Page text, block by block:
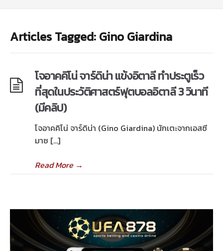
Articles Tagged: Gino Giardina
โจอาคคิโน่ จาร์ดิน่า แข้งอิตาลี ทำประตูเร็ว
ที่สุดในประวัติศาสตร์ฟุตบอลอิตาลี 3 วินาที
(มีคลิป)
โจอาคคิโน่ จาร์ดิน่า (Gino Giardina) นักเตะจากเอสซี
มาซ […]
Read More→